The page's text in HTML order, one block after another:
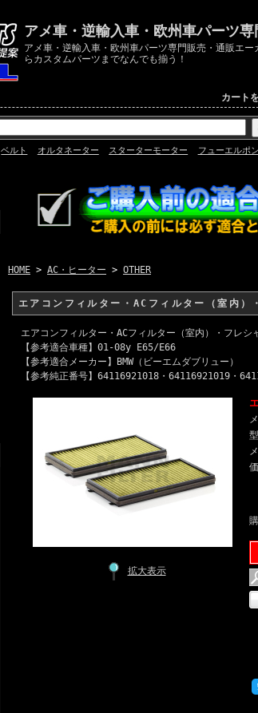
アメ車・逆輸入車・欧州車パーツ
アメ車・逆輸入車・欧州車パーツ専門販売・通販エ
らカスタムパーツまでなんでも揃う！
カート
ベルト オルタネーター スターターモーター フューエルポ
HOME > AC・ヒーター > OTHER
エアコンフィルター・ACフィルター（室内
エアコンフィルター・ACフィルター（室内）・フレシ
【参考適合車種】01-08y E65/E66
【参考適合メーカー】BMW（ビーエムダブリュー）
【参考純正番号】64116921018・64116921019・
拡大表示